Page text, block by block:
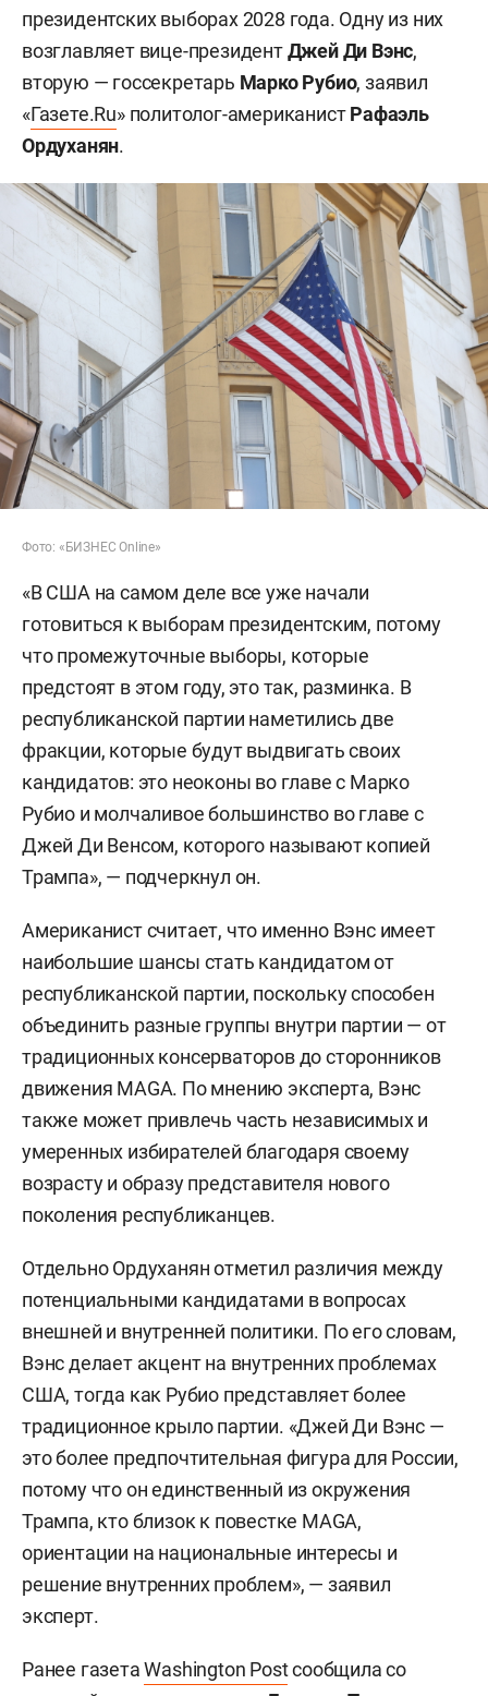
президентских выборах 2028 года. Одну из них
возглавляет вице-президентДжей Ди Вэнс,
вторую — госсекретарь Марко Рубио, заявил
«Газете.Ru» политолог-американистРафаэль
Ордуханян.
Фото: «БИЗНЕС Online»
«В США на самом деле все уже начали
готовиться к выборам президентским, потому
что промежуточные выборы, которые
предстоят в этом году, это так, разминка. В
республиканской партии наметились две
фракции, которые будут выдвигать своих
кандидатов: это неоконы во главе с Марко
Рубио и молчаливое большинство во главе с
Джей Ди Венсом, которого называют копией
Трампа», — подчеркнул он.
Американист считает, что именно Вэнс имеет
наибольшие шансы стать кандидатом от
республиканской партии, поскольку способен
объединить разные группы внутри партии — от
традиционных консерваторов до сторонников
движения MAGA. По мнению эксперта, Вэнс
также может привлечь часть независимых и
умеренных избирателей благодаря своему
возрасту и образу представителя нового
поколения республиканцев.
Отдельно Ордуханян отметил различия между
потенциальными кандидатами в вопросах
внешней и внутренней политики. По его словам,
Вэнс делает акцент на внутренних проблемах
США, тогда как Рубио представляет более
традиционное крыло партии. «Джей Ди Вэнс —
это более предпочтительная фигура для России,
потому что он единственный из окружения
Трампа, кто близок к повестке MAGA,
ориентации на национальные интересы и
решение внутренних проблем», — заявил
эксперт.
Ранее газетаWashington Postсообщила со